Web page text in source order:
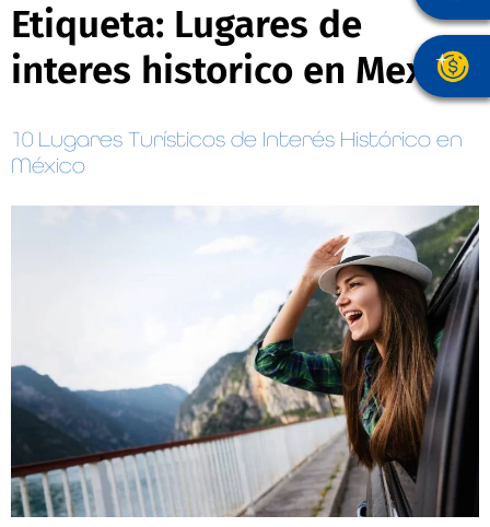
Etiqueta: Lugares de
interes historico en Mexico
10 Lugares Turísticos de Interés Histórico en
México